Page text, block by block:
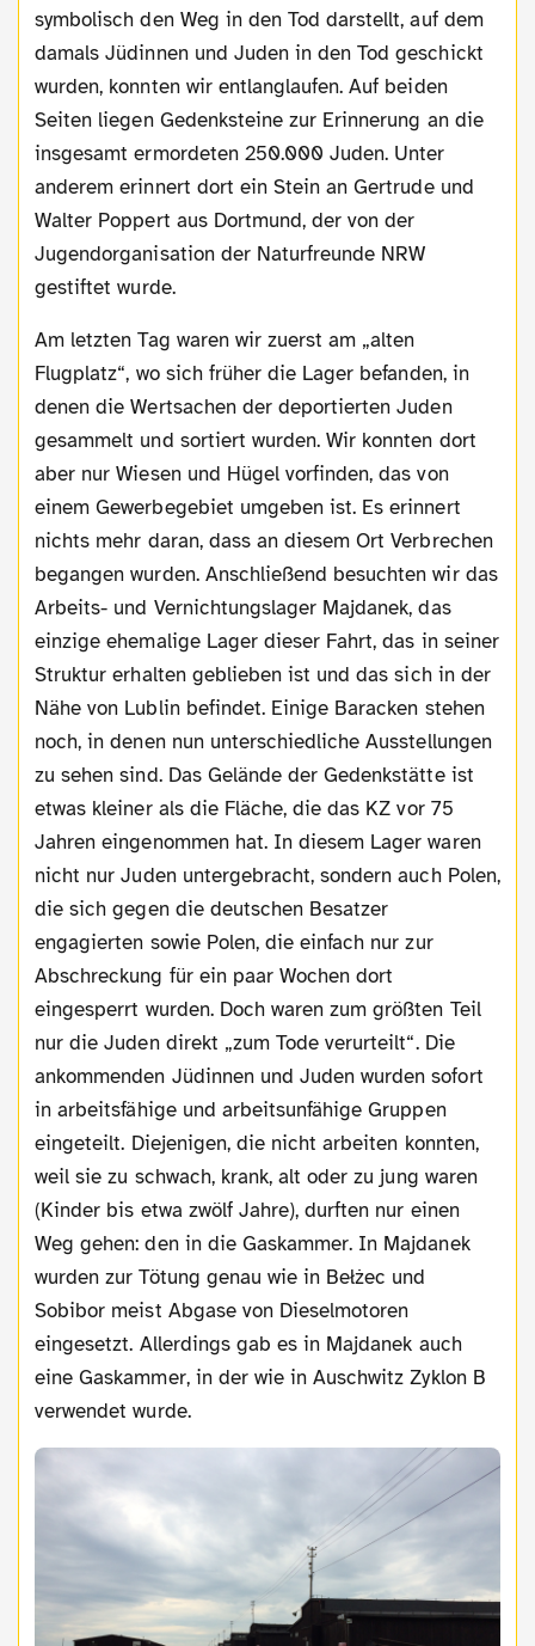
symbolisch den Weg in den Tod darstellt, auf dem
damals Jüdinnen und Juden in den Tod geschickt
wurden, konnten wir entlanglaufen. Auf beiden
Seiten liegen Gedenksteine zur Erinnerung an die
insgesamt ermordeten 250.000 Juden. Unter
anderem erinnert dort ein Stein an Gertrude und
Walter Poppert aus Dortmund, der von der
Jugendorganisation der Naturfreunde NRW
gestiftet wurde.
Am letzten Tag waren wir zuerst am „alten
Flugplatz“, wo sich früher die Lager befanden, in
denen die Wertsachen der deportierten Juden
gesammelt und sortiert wurden. Wir konnten dort
aber nur Wiesen und Hügel vorfinden, das von
einem Gewerbegebiet umgeben ist. Es erinnert
nichts mehr daran, dass an diesem Ort Verbrechen
begangen wurden. Anschließend besuchten wir das
Arbeits- und Vernichtungslager Majdanek, das
einzige ehemalige Lager dieser Fahrt, das in seiner
Struktur erhalten geblieben ist und das sich in der
Nähe von Lublin befindet. Einige Baracken stehen
noch, in denen nun unterschiedliche Ausstellungen
zu sehen sind. Das Gelände der Gedenkstätte ist
etwas kleiner als die Fläche, die das KZ vor 75
Jahren eingenommen hat. In diesem Lager waren
nicht nur Juden untergebracht, sondern auch Polen,
die sich gegen die deutschen Besatzer
engagierten sowie Polen, die einfach nur zur
Abschreckung für ein paar Wochen dort
eingesperrt wurden. Doch waren zum größten Teil
nur die Juden direkt „zum Tode verurteilt“. Die
ankommenden Jüdinnen und Juden wurden sofort
in arbeitsfähige und arbeitsunfähige Gruppen
eingeteilt. Diejenigen, die nicht arbeiten konnten,
weil sie zu schwach, krank, alt oder zu jung waren
(Kinder bis etwa zwölf Jahre), durften nur einen
Weg gehen: den in die Gaskammer. In Majdanek
wurden zur Tötung genau wie in Bełżec und
Sobibor meist Abgase von Dieselmotoren
eingesetzt. Allerdings gab es in Majdanek auch
eine Gaskammer, in der wie in Auschwitz Zyklon B
verwendet wurde.